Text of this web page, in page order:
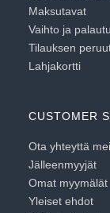
Maksutavat
Vaihto ja
Tilauksen
Lahjakortti
CUSTOMER
Ota yhteyttä
Jälleenmyyjät
Omat myymälät
Yleiset ehdot